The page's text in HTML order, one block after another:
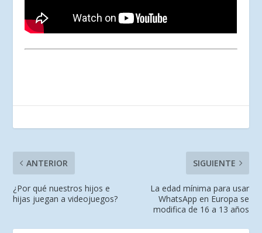
ANTERIOR
¿Por qué nuestros hijos e
hijas juegan a videojuegos?
SIGUIENTE
La edad mínima para usar
WhatsApp en Europa se
modifica de 16 a 13 años